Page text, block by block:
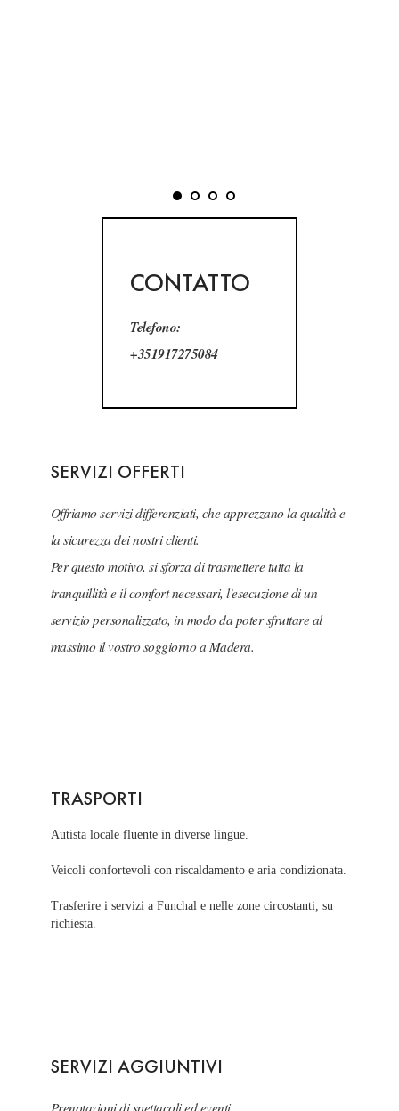
CONTATTO
Telefono:
+351917275084
SERVIZI OFFERTI
Offriamo servizi differenziati, che apprezzano la qualità e
la sicurezza dei nostri clienti.
Per questo motivo, si sforza di trasmettere tutta la
tranquillità e il comfort necessari, l'esecuzione di un
servizio personalizzato, in modo da poter sfruttare al
massimo il vostro soggiorno a Madera.
TRASPORTI
Autista locale fluente in diverse lingue.
Veicoli confortevoli con riscaldamento e aria condizionata.
Trasferire i servizi a Funchal e nelle zone circostanti, su
richiesta.
SERVIZI AGGIUNTIVI
Prenotazioni di spettacoli ed eventi.